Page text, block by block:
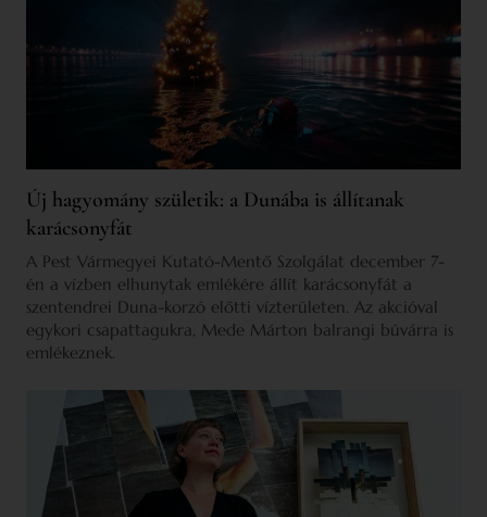
Új hagyomány születik: a Dunába is állítanak
karácsonyfát
A Pest Vármegyei Kutató-Mentő Szolgálat december 7-
én a vízben elhunytak emlékére állít karácsonyfát a
szentendrei Duna-korzó előtti vízterületen. Az akcióval
egykori csapattagukra, Mede Márton balrangi búvárra is
emlékeznek.